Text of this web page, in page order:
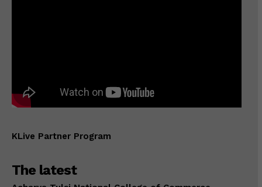
KLive Partner Program
The latest